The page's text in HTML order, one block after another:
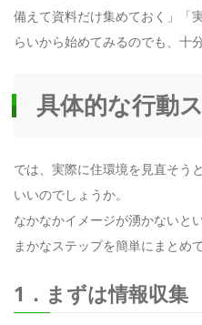
備えて資料だけ集めておく」「
らいから始めてみるのでも、十
具体的な行動
では、実際に住環境を見直そう
いいのでしょうか。
なかなかイメージが湧かないと
まかなステップを簡単にまとめ
1．まずは情報収集